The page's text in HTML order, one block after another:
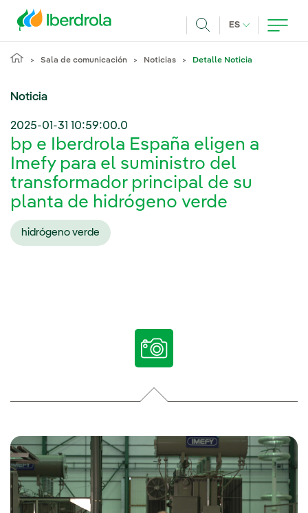
ES IDIOMA
Sala de comunicación Noticias Detalle Noticia
Noticia
2025-01-31 10:59:00.0
bp e Iberdrola España eligen a
Imefy para el suministro del
transformador principal de su
planta de hidrógeno verde
hidrógeno verde